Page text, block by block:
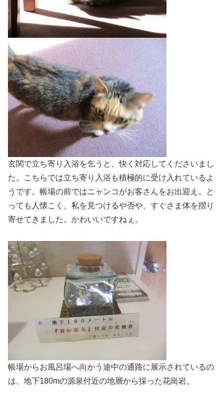
玄関で立ち寄り入浴を乞うと、快く対応してくださいまし
た。こちらでは立ち寄り入浴も積極的に受け入れているよ
うです。帳場の前ではニャンコがお客さんをお出迎え。と
っても人懐こく、私を見つけるや否や、すぐさま体を摺り
寄せてきました。かわいいですねぇ。
帳場からお風呂場へ向かう途中の通路に展示されているの
は、地下180mの源泉付近の地層から採った花崗岩。